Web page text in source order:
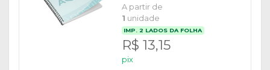
A partir de
1 unidade
IMP. 2 LADOS DA FOLHA
R$ 13,15
pix